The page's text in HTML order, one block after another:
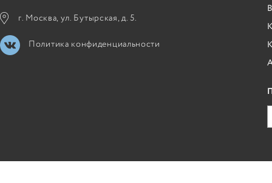
г. Москва, ул. Бутырская, д. 5.
Политика конфиденциальности